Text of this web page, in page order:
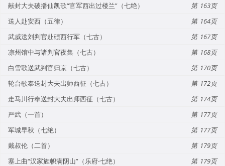
献封大夫破播仙凯歌“官军西出过楼兰”（七绝）
163
送人赴安西（五律）
164
武威送刘判官赴碛西行军（七古）
167
凉州馆中与诸判官夜集（七古）
168
白雪歌送武判官归京（七古）
170
轮台歌奉送封大夫出师西征（七古）
172
走马川行奉送封大夫出师西征（七古）
174
严武（一首）
177
军城早秋（七绝）
177
戴叔伦（二首）
179
塞上曲“汉家旌帜满阴山”（乐府·七绝）
179